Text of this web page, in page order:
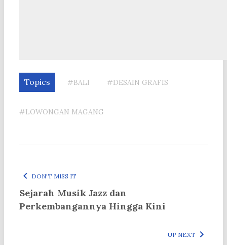
Topics #BALI #DESAIN GRAFIS
#LOWONGAN MAGANG
DON'T MISS IT
Sejarah Musik Jazz dan
Perkembangannya Hingga Kini
UP NEXT